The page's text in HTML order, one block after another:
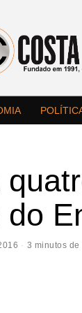
3 minutos de